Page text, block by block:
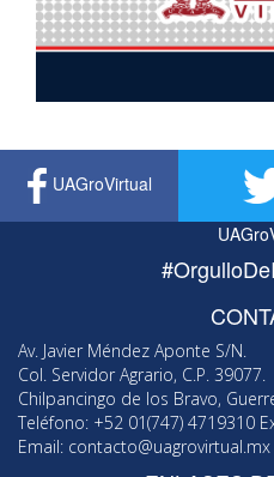
UAGroVirtual
Av. Javier Méndez Aponte S/N.
Col. Servidor Agrario, C.P. 39077.
Chilpancingo de los Bravo,
Teléfono: +52 01(747) 4719310
Email: contacto@uagrovirtual.mx